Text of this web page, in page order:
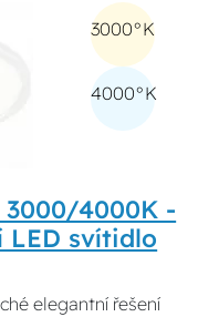
3000°K
4000°K
3000/4000K -
LED svítidlo
elegantní řešení